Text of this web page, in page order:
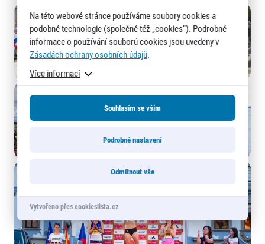
Na této webové stránce používáme soubory cookies a
podobné technologie (společně též „cookies“). Podrobné
informace o používání souborů cookies jsou uvedeny v
Zásadách ochrany osobních údajů.
Více informací
Souhlasím se vším
Podrobné nastavení
Odmítnout vše
Vytvořeno přes cookieslista.cz